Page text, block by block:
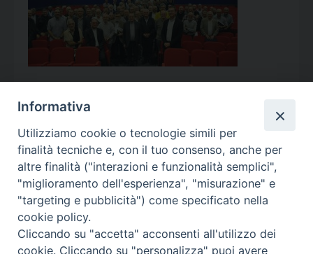
Calendario Appuntamenti
<< Ago 2026 >>
l m m g v s
d
27
28
3
4 5 6 7 8 9
Informativa
Utilizziamo cookie o tecnologie simili per
finalità tecniche e, con il tuo consenso, anche per
altre finalità ("interazioni e funzionalità semplici",
"miglioramento dell'esperienza", "misurazione" e
"targeting e pubblicità") come specificato nella
cookie policy.
Cliccando su "accetta" acconsenti all'utilizzo dei
cookie. Cliccando su "personalizza" puoi avere